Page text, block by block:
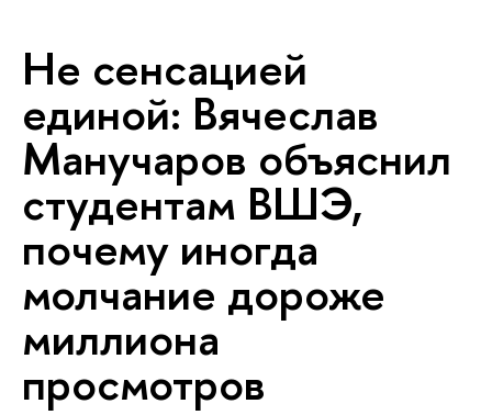
Не сенсацией
единой: Вячеслав
Манучаров объяснил
студентам ВШЭ,
почему иногда
молчание дороже
миллиона
просмотров